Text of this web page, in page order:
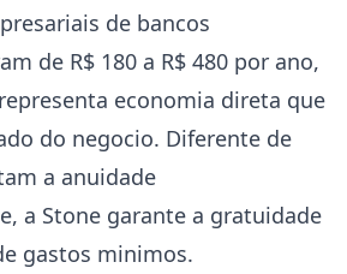
de bancos
de R$ 180 a R$ 480 por ano,
economia direta que
do negocio. Diferente de
a anuidade
a Stone garante a gratuidade
gastos minimos.